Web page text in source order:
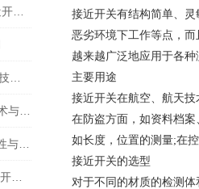
接近开关有结构简单、
恶劣环境下工作等点，
越来越广泛地应用于各种
主要用途
接近开关在航空、航天
在防盗方面，如资料档
如长度，位置的测量;在
接近开关的选型
对于不同的材质的检测